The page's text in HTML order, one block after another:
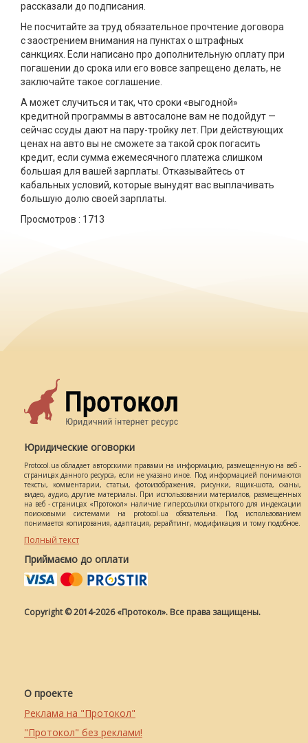
рассказали до подписания.
Не посчитайте за труд обязательное прочтение договора
с заострением внимания на пунктах о штрафных
санкциях. Если написано про дополнительную оплату при
погашении до срока или его вовсе запрещено делать, не
заключайте такое соглашение.
А может случиться и так, что сроки «выгодной»
кредитной программы в автосалоне вам не подойдут —
сейчас ссуды дают на пару-тройку лет. При действующих
ценах на авто вы не сможете за такой срок погасить
кредит, если сумма ежемесячного платежа слишком
большая для вашей зарплаты. Отказывайтесь от
кабальных условий, которые вынудят вас выплачивать
большую долю своей зарплаты.
Просмотров : 1713
Юридические оговорки
Protocol.ua обладает авторскими правами на информацию, размещенную на веб -
страницах данного ресурса, если не указано иное. Под информацией понимаются
тексты, комментарии, статьи, фотоизображения, рисунки, ящик-шота, сканы,
видео, аудио, другие материалы. При использовании материалов, размещенных
на веб - страницах «Протокол» наличие гиперссылки открытого для индексации
поисковыми системами на protocol.ua обязательна. Под использованием
понимается копирования, адаптация, рерайтинг, модификация и тому подобное.
Полный текст
Приймаємо до оплати
Copyright © 2014-2026 «Протокол». Все права защищены.
О проекте
Реклама на "Протокол"
"Протокол" без реклами!